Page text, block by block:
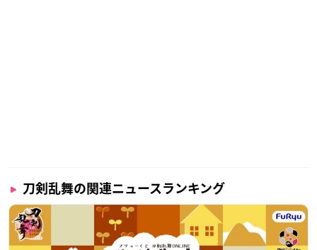
刀剣乱舞の関連ニュースランキング